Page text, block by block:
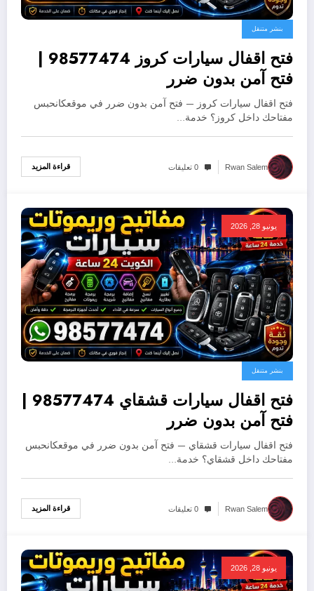
بنشر متنقل
فتح اقفال سيارات كروز 98577474 |
فتح آمن بدون ضرر
فتح اقفال سيارات كروز — فتح آمن بدون ضرر في موقعكانحبس
مفتاحك داخل كروز؟ خدمة…
Rwan Salem 0 تعليقات قراءة المزيد
يونيو 28, 2026
بنشر متنقل
فتح اقفال سيارات قشقاي 98577474 |
فتح آمن بدون ضرر
فتح اقفال سيارات قشقاي — فتح آمن بدون ضرر في موقعكانحبس
مفتاحك داخل قشقاي؟ خدمة…
Rwan Salem 0 تعليقات قراءة المزيد
يونيو 28, 2026